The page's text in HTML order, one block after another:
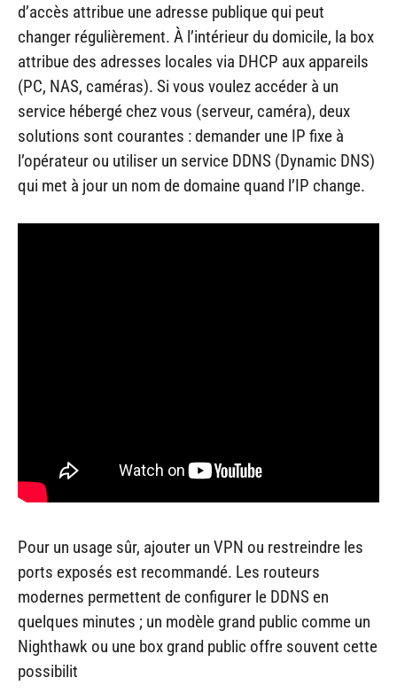
d’accès attribue une adresse publique qui peut
changer régulièrement. À l’intérieur du domicile, la box
attribue des adresses locales via DHCP aux appareils
(PC, NAS, caméras). Si vous voulez accéder à un
service hébergé chez vous (serveur, caméra), deux
solutions sont courantes : demander une IP fixe à
l’opérateur ou utiliser un service DDNS (Dynamic DNS)
qui met à jour un nom de domaine quand l’IP change.
Pour un usage sûr, ajouter un VPN ou restreindre les
ports exposés est recommandé. Les routeurs
modernes permettent de configurer le DDNS en
quelques minutes ; un modèle grand public comme un
Nighthawk ou une box grand public offre souvent cette
possibilit